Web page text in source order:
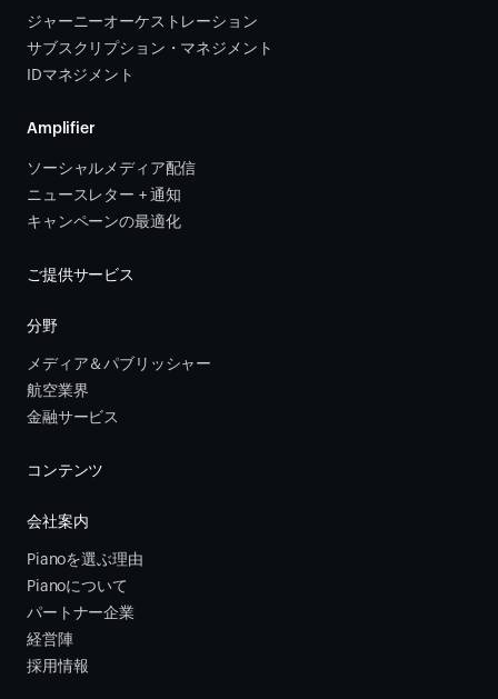
ジャーニーオーケストレーション
サブスクリプション・マネジメント
IDマネジメント
Amplifier
ソーシャルメディア配信
ニュースレター + 通知
キャンペーンの最適化
ご提供サービス
分野
メディア＆パブリッシャー
航空業界
金融サービス
コンテンツ
会社案内
Pianoを選ぶ理由
Pianoについて
パートナー企業
経営陣
採用情報